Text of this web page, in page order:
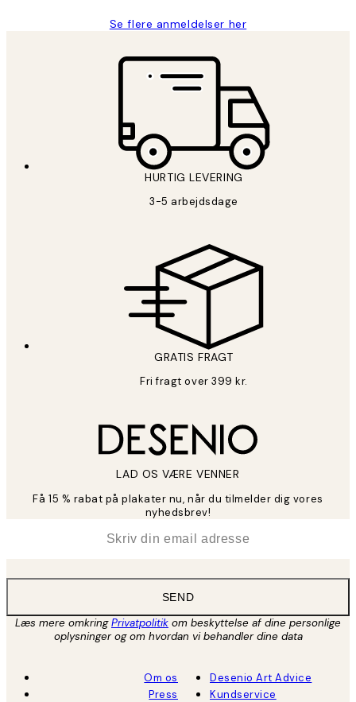
Se flere anmeldelser her
HURTIG LEVERING
3-5 arbejdsdage
GRATIS FRAGT
Fri fragt over 399 kr.
LAD OS VÆRE VENNER
Få 15 % rabat på plakater nu, når du tilmelder dig vores
nyhedsbrev!
SEND
Læs mere omkringPrivatpolitik om beskyttelse af dine personlige
oplysninger og om hvordan vi behandler dine data
Om os
Press
Desenio Art Advice
Kundservice